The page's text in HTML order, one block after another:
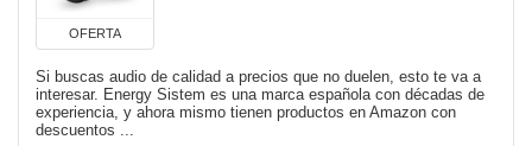
OFERTA
Si buscas audio de calidad a precios que no duelen, esto te va a
interesar. Energy Sistem es una marca española con décadas de
experiencia, y ahora mismo tienen productos en Amazon con
descuentos ...